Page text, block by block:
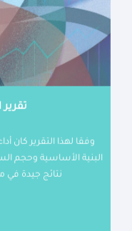
وفقا لهذا التقرير كان
البنية الأساسية وحجم
نتائج جيدة في